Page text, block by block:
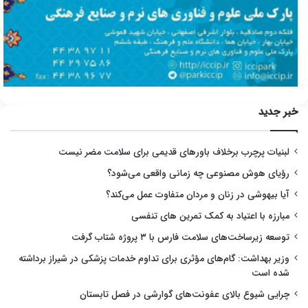
خبر جدید
لبنیات پرچرب برخلاف باورهای قدیمی برای سلامت مضر نیست
رؤیای هوش مصنوعی چه زمانی واقعی می‌شود؟
آیا بیهوشی در زنان و مردان متفاوت عمل می‌کند؟
مبارزه با اعتیاد به کمک تمرین های تنفسی
توسعه زیرساخت‌های سلامت فارس با ۳ پروژه شتاب گرفت
وزیر بهداشت: گام‌های مؤثری برای تداوم خدمات پزشکی در شیراز برداشته
شده است
چرایی شیوع بالای عفونت‌های گوارشی در فصل تابستان